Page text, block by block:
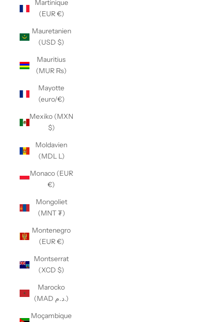
Martinique
(EUR €)
Mauretanien
(USD $)
Mauritius
(MUR ₨)
Mayotte
(euro/€)
Mexiko (MXN
$)
Moldavien
(MDL L)
Monaco (EUR
€)
Mongoliet
(MNT ₮)
Montenegro
(EUR €)
Montserrat
(XCD $)
Marocko
(MAD د.م.)
Moçambique